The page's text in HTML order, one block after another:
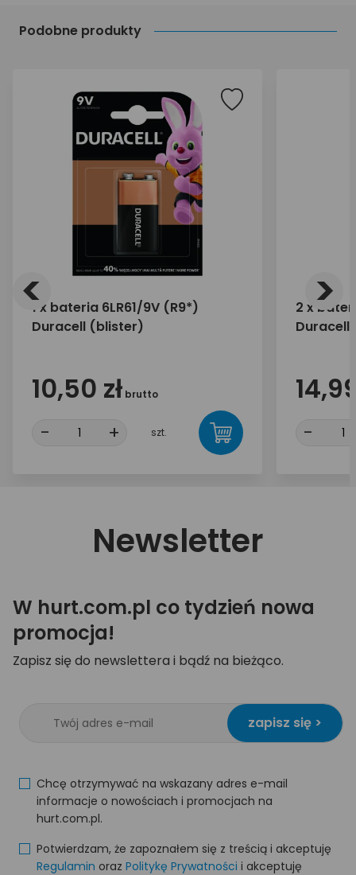
Podobne produkty
1 x bateria 6LR61/9V (R9*)
Duracell (blister)
10,50 zł brutto
- + szt.
2 x
Duracell
-
< >
Newsletter
W hurt.com.pl co tydzień nowa
promocja!
Zapisz się do newslettera i bądź na bieżąco.
zapisz się >
Chcę otrzymywać na wskazany adres e-mail
informacje o nowościach i promocjach na
hurt.com.pl.
Potwierdzam, że zapoznałem się z treścią i akceptuję
Regulamin oraz Politykę Prywatności i akceptuję